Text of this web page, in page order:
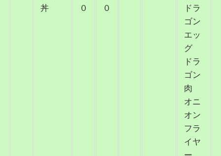
丼
０
０
ドラ
ゴン
エッ
グ
ドラ
ゴン
肉
オニ
オン
フラ
イヤ